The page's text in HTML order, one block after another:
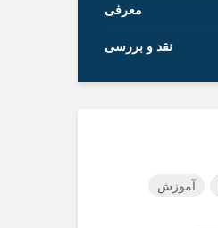
معرفی
نقد و بررسی
آموزش